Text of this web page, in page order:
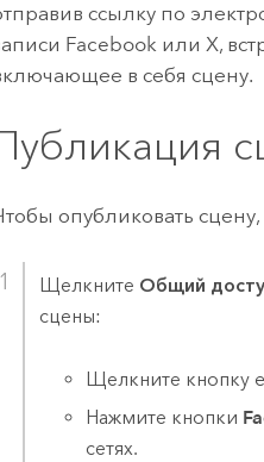
ссылку по
Facebook илиX,
в себя сцену.
опубликовать
Щелкните Общий
сцены:
Щелкните кнопку
Нажмите кнопки
сетях.